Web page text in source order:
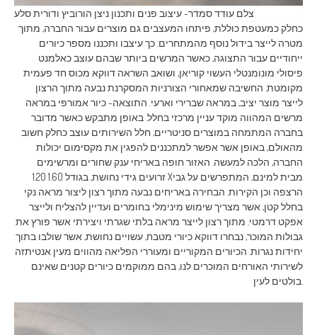
צלם עודד סמדר- עיצוב פנים ותכנון ניצן הורוביץ ודורית סלע
כחלק כמעטפת כוללת, פיתחו המעצבים גם מוצרים עבור החברה, מתוך
מטרה לייצר בידול נוסף מהמתחרים. כך עיצבו ותכננו מספר כיורים
ייחודיים עבור התצוגה, כאשר המרשים ביותר שבהם עוצב כאלמנט
פיסולי מונומנטלי העשוי קוריאן, ושואב השראה דווקא מכוס חד פעמית
מקומטת. החשיבה שמאחורי הצורניות המסקרנת נבעה מתוך הרצון
לייצר מוצר יציב, במראה שברירי וארעי. התוצאה- כיור אמורפי במראה
מרשים המהווה מוקד עניין מרכזי בחלל. באופן מתבקש כאשר מדובר
בחברה המתמחה במוצרים סניטריים, חלל השירותים עוצב כחלק חשוב
מהאולם, באופן אשר אפשר למתכננים להפגין את מקסימום יכולות
החברה, הלכה למעשה. האזור חופה באריחי ענק שחורים ומרשימים
זרועים גידי נחושת, בגודל 1.60 1.20 Xמבית למינם, המתפרשים על גבי
הרצפה וכן הקירות. הבחירה באריחים נבעה מתוך רצון ליצור מראה נקי
בחלל קטן, אשר מצריך שימוש מינימלי בחומרים ועדיין להצליח ולייצר
אפקט דרמטי. מתוך רצון לייצר מראה בלתי שגרתי ויצירתי אשר פורץ את
גבולות המוכר, נבחרו דווקא כיורי מטבח, עשויים נחושת, אשר שולבו בתוך
יחידות נגרות. הכיורים המקוריים ומעוררי הפליאה מהווים מעין אנטיתזה
לשירותי האורחים המוכרים לנו, בהם ממוקמים כיורים קטנים שאינם